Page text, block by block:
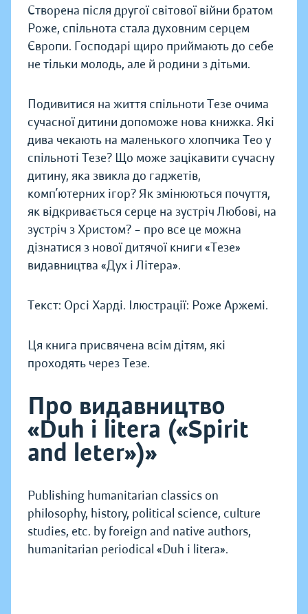
Створена після другої світової війни братом
Роже, спільнота стала духовним серцем
Європи. Господарі щиро приймають до себе
не тільки молодь, але й родини з дітьми.
Подивитися на життя спільноти Тезе очима
сучасної дитини допоможе нова книжка. Які
дива чекають на маленького хлопчика Тео у
спільноті Тезе? Що може зацікавити сучасну
дитину, яка звикла до гаджетів,
комп’ютерних ігор? Як змінюються почуття,
як відкривається серце на зустріч Любові, на
зустріч з Христом? – про все це можна
дізнатися з нової дитячої книги «Тезе»
видавництва «Дух і Літера».
Текст: Орсі Харді. Ілюстрації: Роже Аржемі.
Ця книга присвячена всім дітям, які
проходять через Тезе.
Про видавництво
«Duh i litera («Spirit
and leter»)»
Publishing humanitarian classics on
philosophy, history, political science, culture
studies, etc. by foreign and native authors,
humanitarian periodical «Duh i litera».